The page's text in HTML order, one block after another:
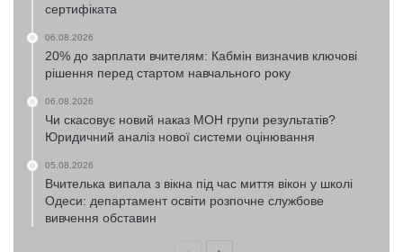
сертифіката
06.08.2026
20% до зарплати вчителям: Кабмін визначив ключові
рішення перед стартом навчального року
06.08.2026
Чи скасовує новий наказ МОН групи результатів?
Юридичний аналіз нової системи оцінювання
05.08.2026
Вчителька випала з вікна під час миття вікон у школі
Одеси: департамент освіти розпочне службове
вивчення обставин